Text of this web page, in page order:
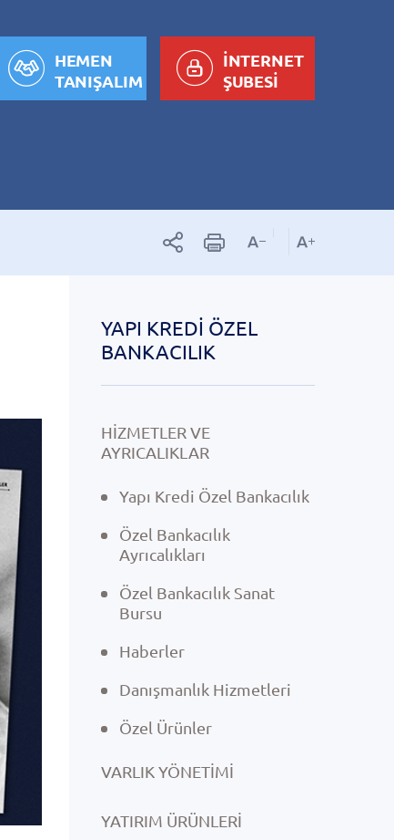
İNTERNET
ŞUBESİ
HEMEN
TANIŞALIM
YAPI KREDI ÖZEL
BANKACILIK
HİZMETLER VE
AYRICALIKLAR
Yapı Kredi Özel Bankacılık
Özel Bankacılık
Ayrıcalıkları
Özel Bankacılık Sanat
Bursu
Haberler
Danışmanlık Hizmetleri
Özel Ürünler
VARLIK YÖNETIMI
YATIRIM ÜRÜNLERI